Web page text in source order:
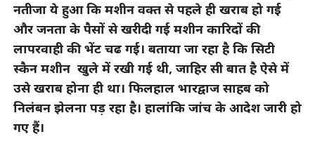
नतीजा ये हुआ कि मशीन वक्त से पहले ही खराब हो गई
और जनता के पैसों से खरीदी गई मशीन कारिदों की
लापरवाही की भेंट चढ गई। बताया जा रहा है कि सिटी
स्कैन मशीन खुले में रखी गई थी, जाहिर सी बात है ऐसे में
उसे खराब होना ही था। फिलहाल भारद्वाज साहब को
निलंबन झेलना पड़ रहा है। हालांकि जांच के आदेश जारी हो
गए हैं।